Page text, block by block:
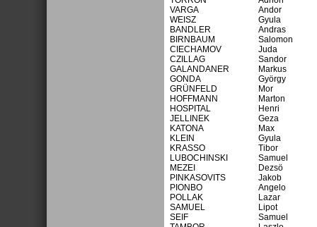
VARGA
Andor
WEISZ
Gyula
BANDLER
Andras
BIRNBAUM
Salomon
CIECHAMOV
Juda
CZILLAG
Sandor
GALANDANER
Markus
GONDA
György
GRÜNFELD
Mor
HOFFMANN
Marton
HOSPITAL
Henri
JELLINEK
Geza
KATONA
Max
KLEIN
Gyula
KRASSO
Tibor
LUBOCHINSKI
Samuel
MEZEI
Dezsö
PINKASOVITS
Jakob
PIONBO
Angelo
POLLAK
Lazar
SAMUEL
Lipot
SEIF
Samuel